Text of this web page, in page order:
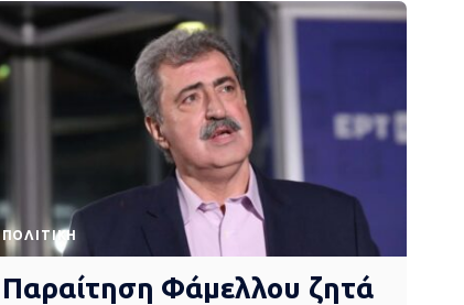
ΠΟΛΙΤΙΚΉ
Παραίτηση Φάμελλου ζητά